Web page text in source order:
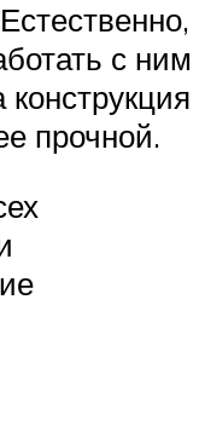
с ним
прочной.